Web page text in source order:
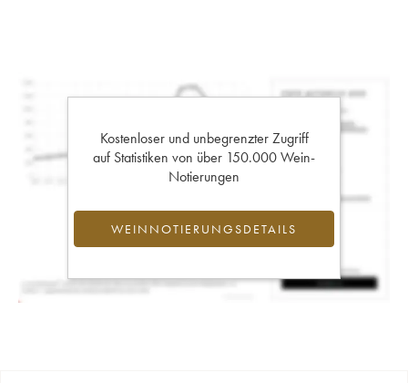
Kostenloser und unbegrenzter Zugriff
auf Statistiken von über 150.000 Wein-
Notierungen
WEINNOTIERUNGSDETAILS